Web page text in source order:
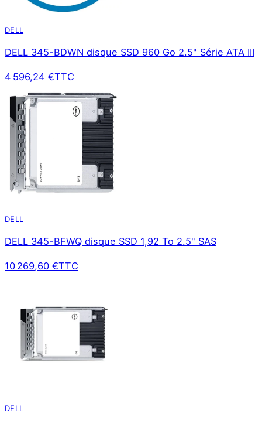
DELL
DELL 345-BDWN disque SSD 960 Go 2.5" Série ATA III
4 596,24 €TTC
DELL
DELL 345-BFWQ disque SSD 1,92 To 2.5" SAS
10 269,60 €TTC
DELL